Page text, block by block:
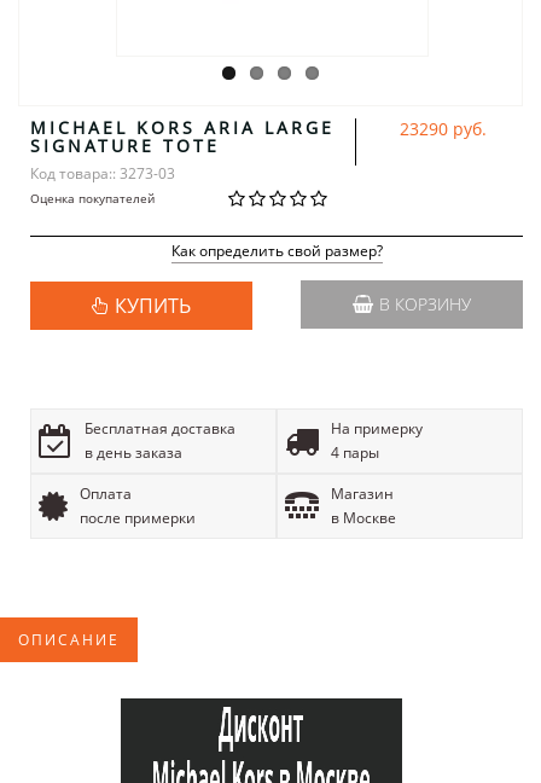
MICHAEL KORS ARIA LARGE
SIGNATURE TOTE
Код товара:: 3273-03
Оценка покупателей
23290 руб.
Как определить свой размер?
КУПИТЬ В КОРЗИНУ
Бесплатная доставка
в день заказа
На примерку
4 пары
Оплата
после примерки
Магазин
в Москве
ОПИСАНИЕ